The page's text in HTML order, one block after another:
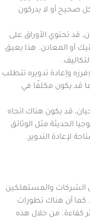
لا يدركون
الأوراق على
هذا يعيق
تدويره تتطلب
مكلفًا في
هناك اتجاه
مثل الوثائق
التدوير.
والمستهلكين
تطورات
خلال هذه